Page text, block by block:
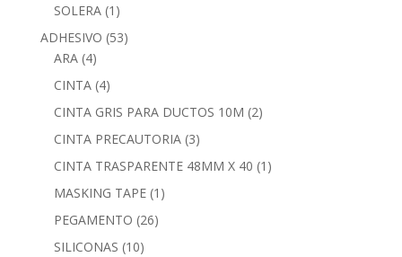
SOLERA (1)
ADHESIVO (53)
ARA (4)
CINTA (4)
CINTA GRIS PARA DUCTOS 10M (2)
CINTA PRECAUTORIA (3)
CINTA TRASPARENTE 48MM X 40 (1)
MASKING TAPE (1)
PEGAMENTO (26)
SILICONAS (10)